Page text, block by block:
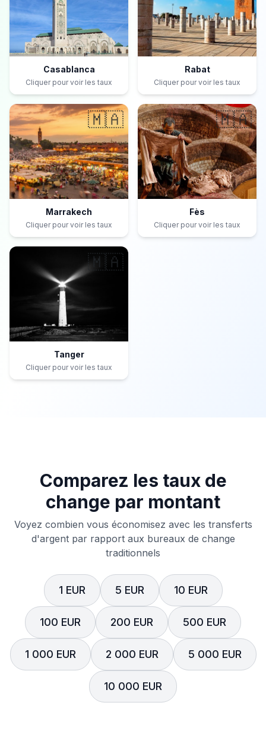
Casablanca
Cliquer pour voir les taux
Rabat
Cliquer pour voir les taux
🇲🇦
Marrakech
Cliquer pour voir les taux
🇲🇦
Fès
Cliquer pour voir les taux
🇲🇦
Tanger
Cliquer pour voir les taux
Comparez les taux de
change par montant
Voyez combien vous économisez avec les transferts
d'argent par rapport aux bureaux de change
traditionnels
1 EUR 5 EUR 10 EUR
100 EUR 200 EUR 500 EUR
1 000 EUR 2 000 EUR 5 000 EUR
10 000 EUR